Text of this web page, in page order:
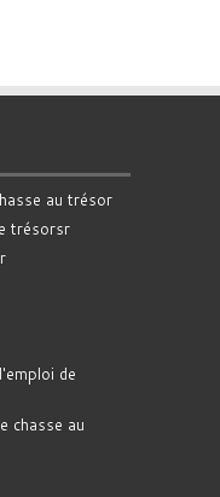
au trésor
trésorsr
de
chasse au